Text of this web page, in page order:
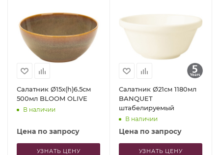
Салатник Ø15x(h)6.5см
500мл BLOOM OLIVE
В наличии
Цена по запросу
УЗНАТЬ ЦЕНУ
Салатник Ø21см 1180мл
BANQUET
штабелируемый
В наличии
Цена по запросу
УЗНАТЬ ЦЕНУ